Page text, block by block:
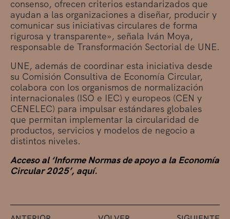
consenso, ofrecen criterios estandarizados que
ayudan a las organizaciones a diseñar, producir y
comunicar sus iniciativas circulares de forma
rigurosa y transparente», señala Iván Moya,
responsable de Transformación Sectorial de UNE.
UNE, además de coordinar esta iniciativa desde
su Comisión Consultiva de Economía Circular,
colabora con los organismos de normalización
internacionales (ISO e IEC) y europeos (CEN y
CENELEC) para impulsar estándares globales
que permitan implementar la circularidad de
productos, servicios y modelos de negocio a
distintos niveles.
Acceso al ‘Informe Normas de apoyo a la Economía
Circular 2025’, aquí.